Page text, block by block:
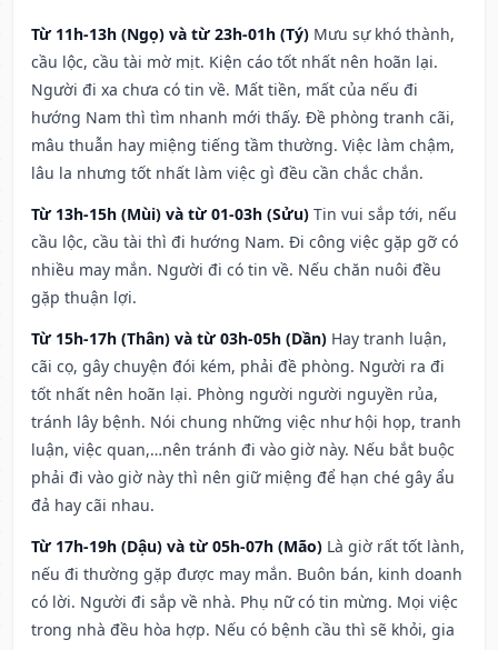
Từ 11h-13h (Ngọ) và từ 23h-01h (Tý) Mưu sự khó thành,
cầu lộc, cầu tài mờ mịt. Kiện cáo tốt nhất nên hoãn lại.
Người đi xa chưa có tin về. Mất tiền, mất của nếu đi
hướng Nam thì tìm nhanh mới thấy. Đề phòng tranh cãi,
mâu thuẫn hay miệng tiếng tầm thường. Việc làm chậm,
lâu la nhưng tốt nhất làm việc gì đều cần chắc chắn.
Từ 13h-15h (Mùi) và từ 01-03h (Sửu) Tin vui sắp tới, nếu
cầu lộc, cầu tài thì đi hướng Nam. Đi công việc gặp gỡ có
nhiều may mắn. Người đi có tin về. Nếu chăn nuôi đều
gặp thuận lợi.
Từ 15h-17h (Thân) và từ 03h-05h (Dần) Hay tranh luận,
cãi cọ, gây chuyện đói kém, phải đề phòng. Người ra đi
tốt nhất nên hoãn lại. Phòng người người nguyền rủa,
tránh lây bệnh. Nói chung những việc như hội họp, tranh
luận, việc quan,…nên tránh đi vào giờ này. Nếu bắt buộc
phải đi vào giờ này thì nên giữ miệng để hạn ché gây ẩu
đả hay cãi nhau.
Từ 17h-19h (Dậu) và từ 05h-07h (Mão) Là giờ rất tốt lành,
nếu đi thường gặp được may mắn. Buôn bán, kinh doanh
có lời. Người đi sắp về nhà. Phụ nữ có tin mừng. Mọi việc
trong nhà đều hòa hợp. Nếu có bệnh cầu thì sẽ khỏi, gia